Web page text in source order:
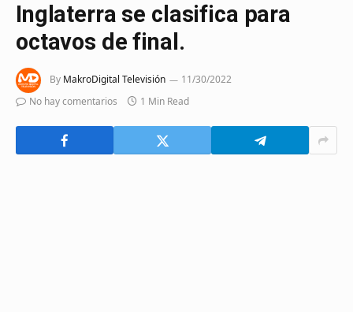
Inglaterra se clasifica para
octavos de final.
By MakroDigital Televisión
11/30/2022
No hay comentarios
1 Min Read